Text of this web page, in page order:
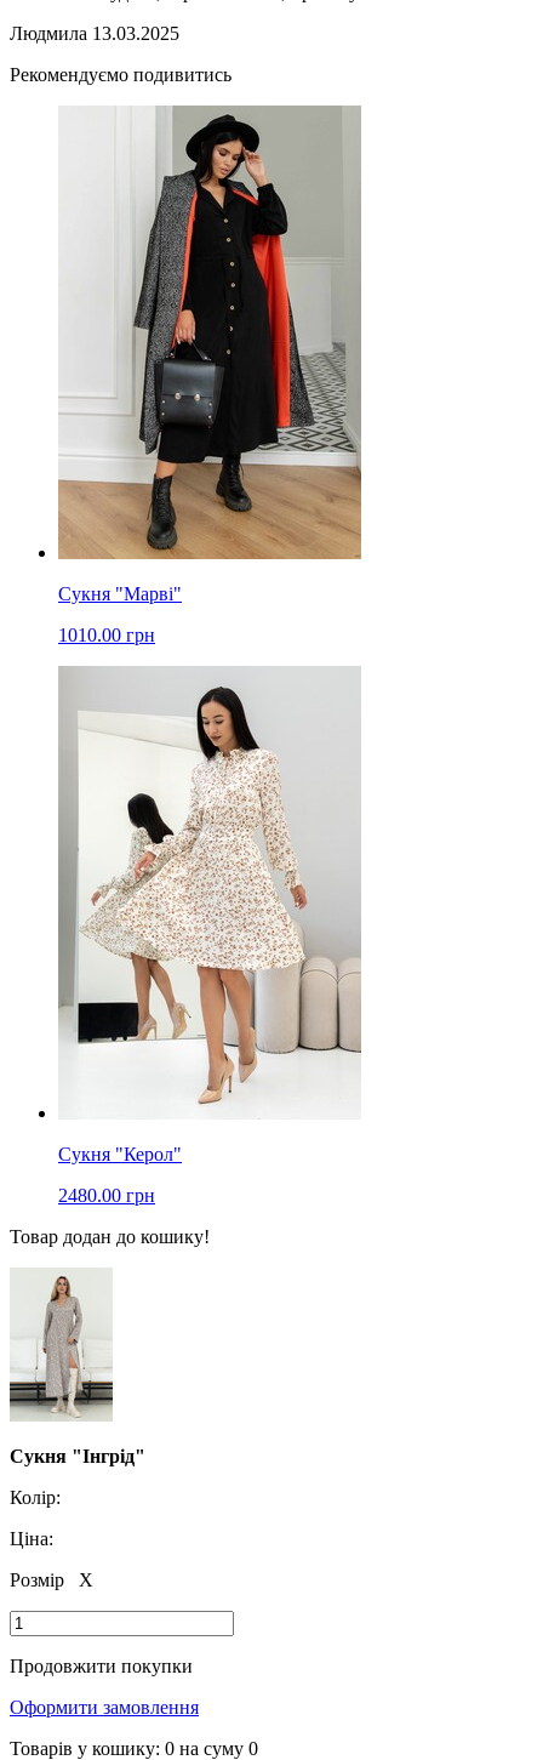
Людмила 13.03.2025
Рекомендуємо подивитись
Сукня "Марві"
1010.00 грн
Сукня "Керол"
2480.00 грн
Товар додан до кошику!
Сукня "Інгрід"
Колір:
Ціна:
Розмір
X
Продовжити покупки
Оформити замовлення
Товарів у кошику: 0 на суму 0